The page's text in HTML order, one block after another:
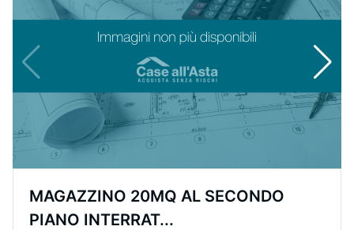
MAGAZZINO 20MQ AL SECONDO
PIANO INTERRAT...